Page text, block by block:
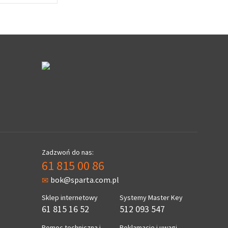
Zadzwoń do nas:
61 815 00 86
bok@sparta.com.pl
Sklep internetowy
61 815 16 52
Systemy Master Key
512 093 547